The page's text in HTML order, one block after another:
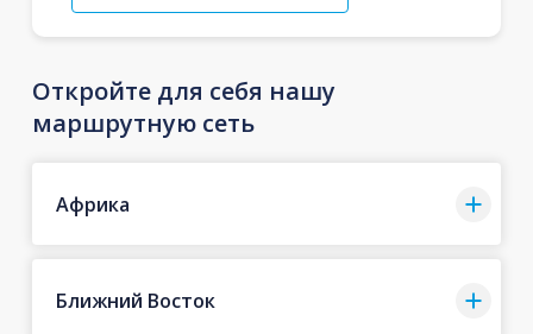
Откройте для себя нашу
маршрутную сеть
Африка
Ближний Восток